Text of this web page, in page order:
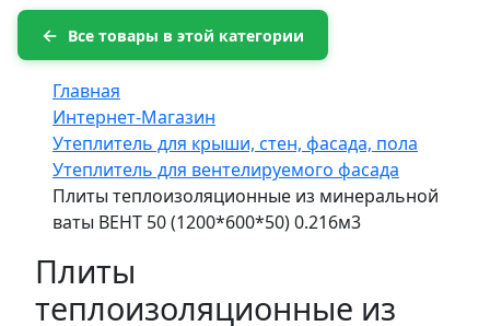
Все товары в этой категории
Главная
Интернет-Магазин
Утеплитель для крыши, стен, фасада, пола
Утеплитель для вентелируемого фасада
Плиты теплоизоляционные из минеральной
ваты ВЕНТ 50 (1200*600*50) 0.216м3
Плиты
теплоизоляционные из